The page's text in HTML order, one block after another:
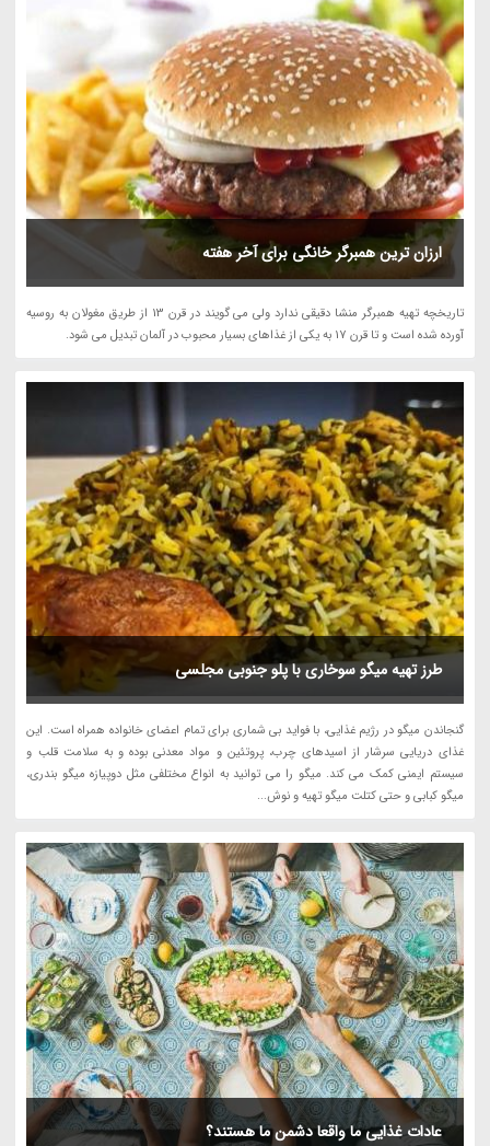
ارزان ترین همبرگر خانگی برای آخر هفته
تاریخچه تهیه همبرگر منشا دقیقی ندارد ولی می گویند در قرن 13 از طریق مغولان به روسیه
آورده شده است و تا قرن 17 به یکی از غذاهای بسیار محبوب در آلمان تبدیل می شود.
طرز تهیه میگو سوخاری با پلو جنوبی مجلسی
گنجاندن میگو در رژیم غذایی، با فواید بی شماری برای تمام اعضای خانواده همراه است. این
غذای دریایی سرشار از اسیدهای چرب، پروتئین و مواد معدنی بوده و به سلامت قلب و
سیستم ایمنی کمک می کند. میگو را می توانید به انواع مختلفی مثل دوپیازه میگو بندری،
میگو کبابی و حتی کتلت میگو تهیه و نوش...
عادات غذایی ما واقعا دشمن ما هستند؟